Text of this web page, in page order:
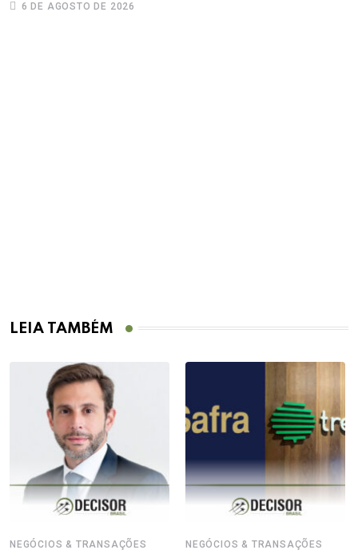
6 DE AGOSTO DE 2026
LEIA TAMBÉM
NEGÓCIOS & TRANSAÇÕES NEGÓCIOS & TRANSAÇÕES